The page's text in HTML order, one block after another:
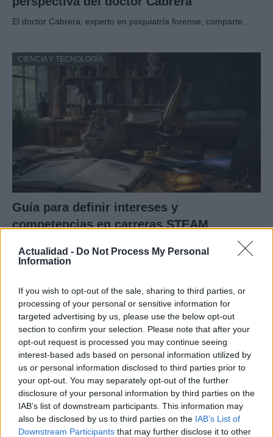
Actualidad - Do Not Process My Personal
Information
If you wish to opt-out of the sale, sharing to third parties, or
processing of your personal or sensitive information for
targeted advertising by us, please use the below opt-out
section to confirm your selection. Please note that after your
opt-out request is processed you may continue seeing
interest-based ads based on personal information utilized by
us or personal information disclosed to third parties prior to
your opt-out. You may separately opt-out of the further
disclosure of your personal information by third parties on the
IAB’s list of downstream participants. This information may
also be disclosed by us to third parties on the IAB’s List of
Downstream Participants that may further disclose it to other
El doctor Cabrera, experto en psiquiatría forense, comparte…
CIENCIA Y TECNOLOGÍA
Guía para definir intereses y
competencias en carreras STEAM
Protocolos de seguridad ocular y